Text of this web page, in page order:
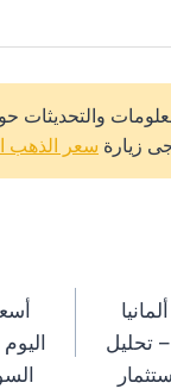
والتحديثات
زيارة سعر الذهب
اليوم 3/4/2026 – تحليل